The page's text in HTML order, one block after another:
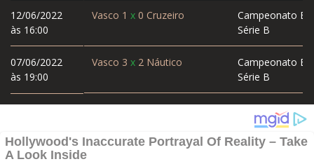
12/06/2022
às 16:00
07/06/2022
às 19:00
Vasco 1 x 0 Cruzeiro
Campeonato
Série B
Vasco 3 x 2Náutico
Campeonato
Série B